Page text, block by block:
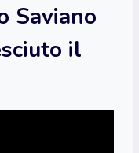
Saviano
il